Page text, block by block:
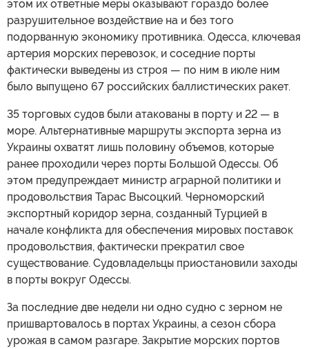
этом их ответные меры оказывают гораздо более
разрушительное воздействие на и без того
подорванную экономику противника. Одесса, ключевая
артерия морских перевозок, и соседние порты
фактически выведены из строя — по ним в июле ним
было выпущено 67 российских баллистических ракет.
35 торговых судов были атакованы в порту и 22 — в
море. Альтернативные маршруты экспорта зерна из
Украины охватят лишь половину объемов, которые
ранее проходили через порты Большой Одессы. Об
этом предупреждает министр аграрной политики и
продовольствия Тарас Высоцкий. Черноморский
экспортный коридор зерна, созданный Турцией в
начале конфликта для обеспечения мировых поставок
продовольствия, фактически прекратил свое
существование. Судовладельцы приостановили заходы
в порты вокруг Одессы.
За последние две недели ни одно судно с зерном не
пришвартовалось в портах Украины, а сезон сбора
урожая в самом разгаре. Закрытие морских портов